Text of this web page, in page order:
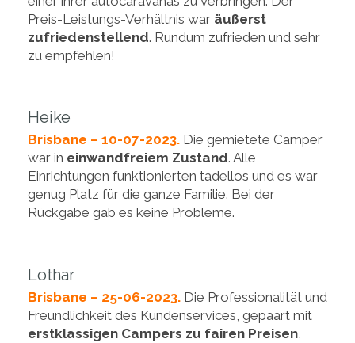
Preis-Leistungs-Verhältnis war äußerst
zufriedenstellend. Rundum zufrieden und sehr
zu empfehlen!
Heike
Brisbane – 10-07-2023. Die gemietete Camper
war in einwandfreiem Zustand. Alle
Einrichtungen funktionierten tadellos und es war
genug Platz für die ganze Familie. Bei der
Rückgabe gab es keine Probleme.
Lothar
Brisbane – 25-06-2023. Die Professionalität und
Freundlichkeit des Kundenservices, gepaart mit
erstklassigen Campers zu fairen Preisen,